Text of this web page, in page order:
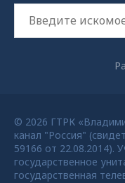
© 2026 ГТРК
канал "Россия"
59166 от 22.08.2014).
государственное
государственная